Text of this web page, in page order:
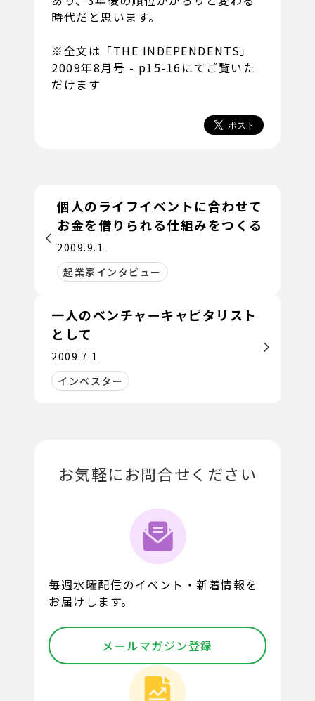
時代だと思います。
※全文は「THE INDEPENDENTS」
2009年8月号 - p15-16にてご覧いた
だけます
個人のライフイベントに合わせて
お金を借りられる仕組みをつくる
2009.9.1
起業家インタビュー
一人のベンチャーキャピタリスト
として
2009.7.1
インベスター
お気軽にお問合せください
毎週水曜配信のイベント・新着情報を
お届けします。
メールマガジン登録